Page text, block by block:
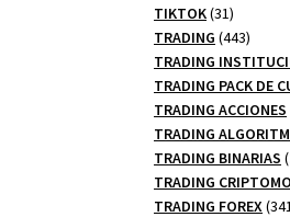
productos
TIKTOK 3131
productos
TRADING 443443
TRADING
TRADING PACK DE
TRADING ACCIONES
TRADING
TRADING BINARIAS
TRADING
TRADING FOREX